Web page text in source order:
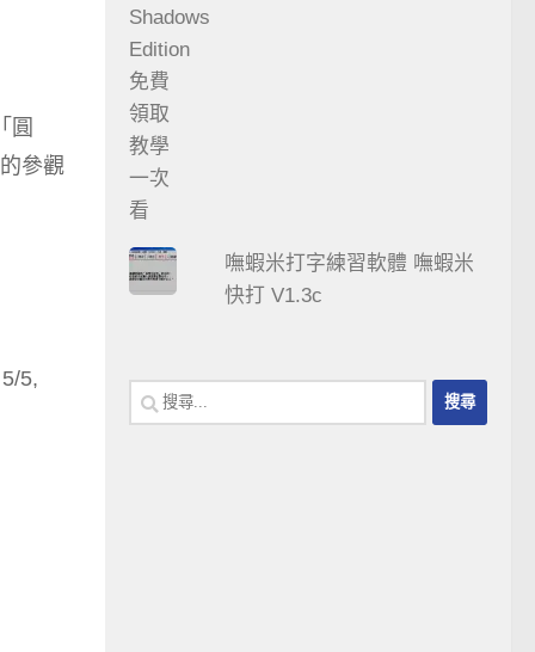
圓
參觀
5,
嘸蝦米打字練習軟體 嘸蝦米
快打 V1.3c
搜
尋